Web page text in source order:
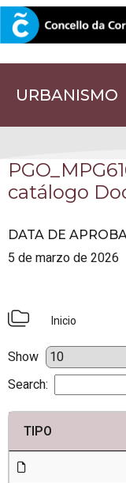
URBANISMO
CORUNA.GAL
catálogo
DATA DE
5 de marzo de 2026
Inicio
Show
Search:
TIPO